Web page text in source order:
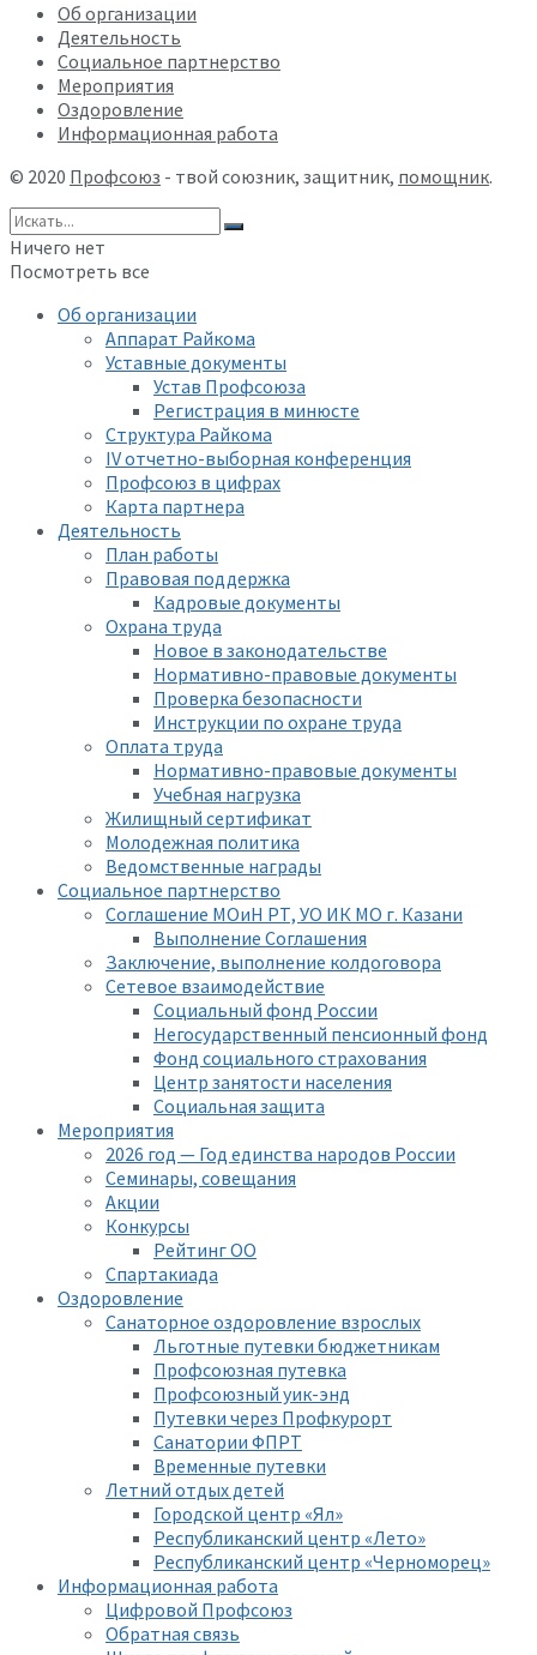
Об организации
Деятельность
Социальное партнерство
Мероприятия
Оздоровление
Информационная работа
© 2020 Профсоюз - твой союзник, защитник, помощник.
Ничего нет
Посмотреть все
Об организации
Аппарат Райкома
Уставные документы
Устав Профсоюза
Регистрация в минюсте
Структура Райкома
IV отчетно-выборная конференция
Профсоюз в цифрах
Карта партнера
Деятельность
План работы
Правовая поддержка
Кадровые документы
Охрана труда
Новое в законодательстве
Нормативно-правовые документы
Проверка безопасности
Инструкции по охране труда
Оплата труда
Нормативно-правовые документы
Учебная нагрузка
Жилищный сертификат
Молодежная политика
Ведомственные награды
Социальное партнерство
Соглашение МОиН РТ, УО ИК МО г. Казани
Выполнение Соглашения
Заключение, выполнение колдоговора
Сетевое взаимодействие
Социальный фонд России
Негосударственный пенсионный фонд
Фонд социального страхования
Центр занятости населения
Социальная защита
Мероприятия
2026 год — Год единства народов России
Семинары, совещания
Акции
Конкурсы
Рейтинг ОО
Спартакиада
Оздоровление
Санаторное оздоровление взрослых
Льготные путевки бюджетникам
Профсоюзная путевка
Профсоюзный уик-энд
Путевки через Профкурорт
Санатории ФПРТ
Временные путевки
Летний отдых детей
Городской центр «Ял»
Республиканский центр «Лето»
Республиканский центр «Черноморец»
Информационная работа
Цифровой Профсоюз
Обратная связь